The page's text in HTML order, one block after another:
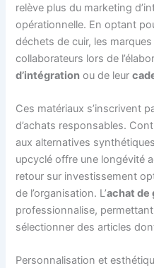
relève plus du marketing
opérationnelle. En optant
déchets de cuir, les
collaborateurs lors de
d’intégration ou de leur
Ces matériaux s’inscrivent
d’achats responsables.
aux alternatives
upcyclé offre une longévité
retour sur investissement
de l’organisation. L’achat de
professionnalise,
sélectionner des articles
Personnalisation et